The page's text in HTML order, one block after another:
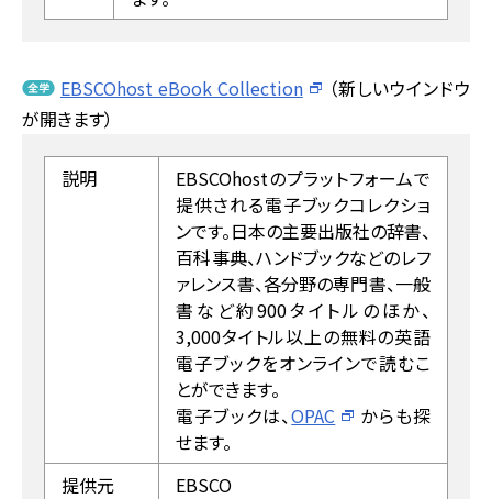
EBSCOhost eBook Collection
（新しいウインドウ
が開きます）
説明
EBSCOhostのプラットフォームで
提供される電子ブックコレクショ
ンです。日本の主要出版社の辞書、
百科事典、ハンドブックなどのレフ
ァレンス書、各分野の専門書、一般
書など約900タイトルのほか、
3,000タイトル以上の無料の英語
電子ブックをオンラインで読むこ
とができます。
電子ブックは、OPAC
からも探
せます。
提供元
EBSCO